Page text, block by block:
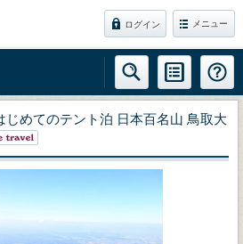
ログイン メニュー
じめてのテント泊 日本百名山 鳥取大